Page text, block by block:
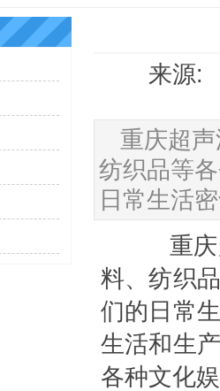
来源:
重庆超
纺织品等
日常生活
重庆
料、纺织
们的日常
生活和生
各种文化